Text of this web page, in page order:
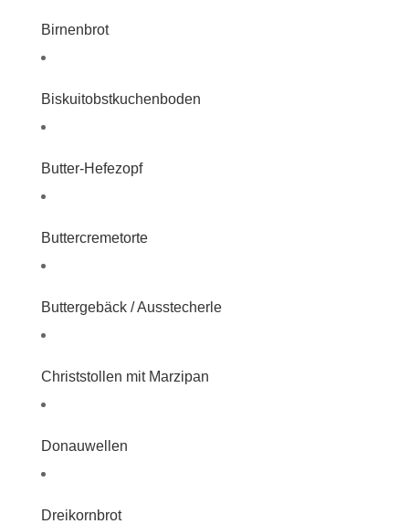
Birnenbrot
Biskuitobstkuchenboden
Butter-Hefezopf
Buttercremetorte
Buttergebäck / Ausstecherle
Christstollen mit Marzipan
Donauwellen
Dreikornbrot